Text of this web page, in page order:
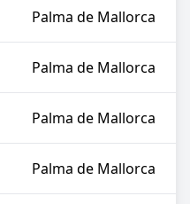
Palma de Mallorca
Palma de Mallorca
Palma de Mallorca
Palma de Mallorca